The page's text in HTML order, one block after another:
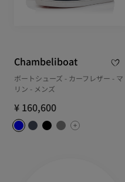
Chambeliboat
ボートシューズ - カーフレザー - マ
リン - メンズ
¥ 160,600